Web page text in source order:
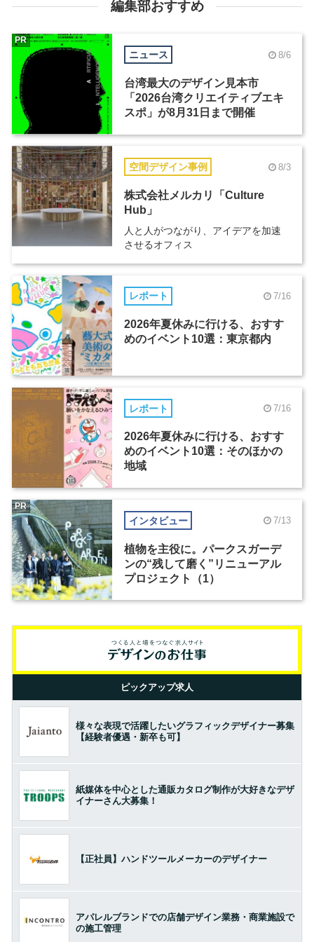
編集部おすすめ
ニュース 8/6
台湾最大のデザイン見本市
「2026台湾クリエイティブエキ
スポ」が8月31日まで開催
PR
空間デザイン事例 8/3
株式会社メルカリ「Culture
Hub」
人と人がつながり、アイデアを加速
させるオフィス
レポート 7/16
2026年夏休みに行ける、おすす
めのイベント10選：東京都内
レポート 7/16
2026年夏休みに行ける、おすす
めのイベント10選：そのほかの
地域
インタビュー 7/13
植物を主役に。パークスガーデ
ンの“残して磨く”リニューアル
プロジェクト（1）
PR
ピックアップ求人
様々な表現で活躍したいグラフィックデザイナー募集
【経験者優遇・新卒も可】
紙媒体を中心とした通販カタログ制作が大好きなデザ
イナーさん大募集！
【正社員】ハンドツールメーカーのデザイナー
アパレルブランドでの店舗デザイン業務・商業施設で
の施工管理